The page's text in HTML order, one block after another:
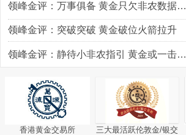
领峰金评：万事俱备 黄金只欠非农数据“东风”
领峰金评：突破突破 黄金破位火箭拉升
领峰金评：静待小非农指引 黄金或一击破局
香港黄金交易所
三大最活跃伦敦金/银交